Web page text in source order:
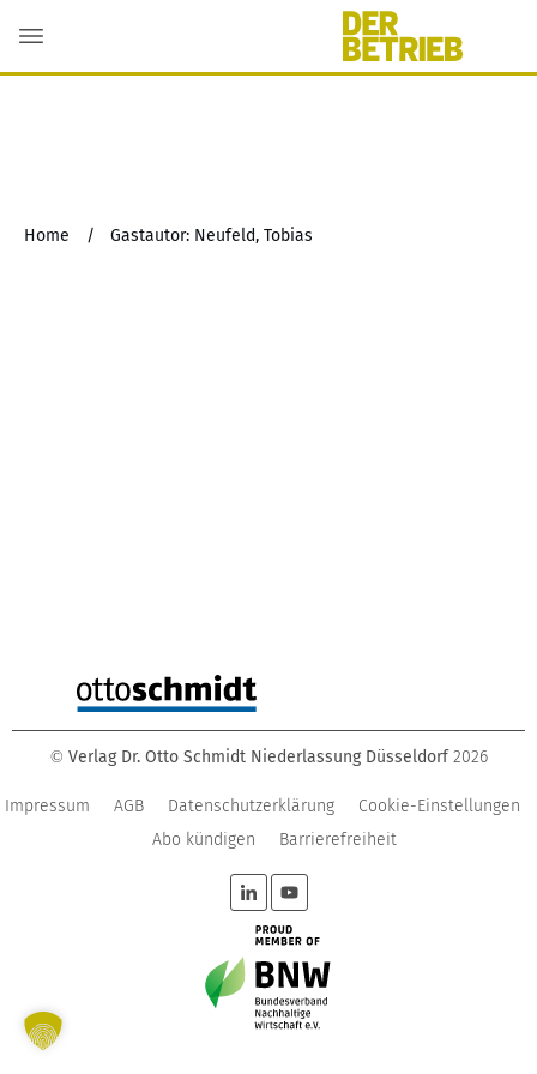
Home / Gastautor: Neufeld, Tobias
© Verlag Dr. Otto Schmidt Niederlassung Düsseldorf 2026
Impressum AGB Datenschutzerklärung
Cookie-Einstellungen
Abo kündigen
Barrierefreiheit